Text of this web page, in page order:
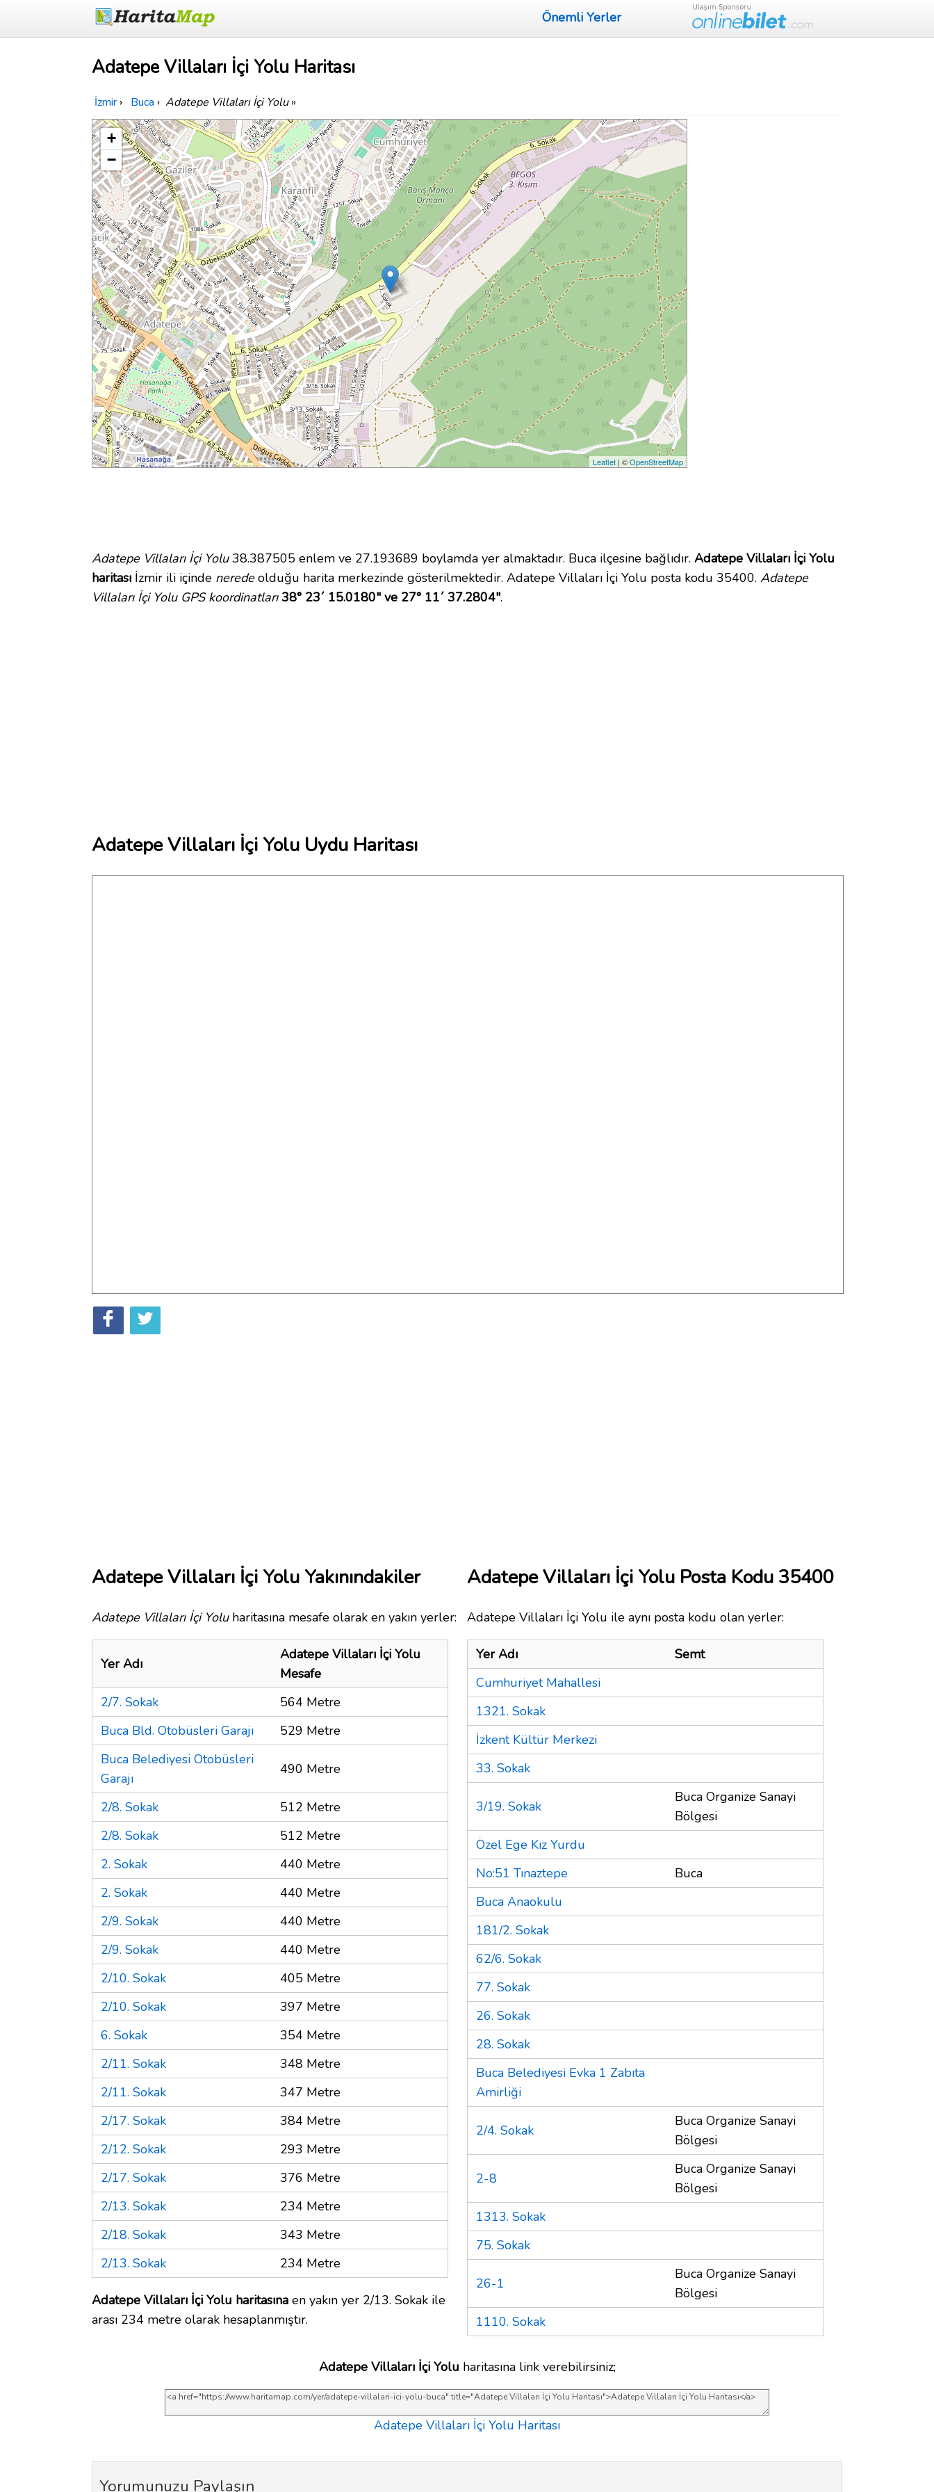
Önemli Yerler
Adatepe Villaları İçi Yolu Haritası
İzmir › Buca › Adatepe Villaları İçi Yolu»
+
−
Leaflet | ©OpenStreetMap
Adatepe Villaları İçi Yolu38.387505 enlem ve 27.193689 boylamda yer almaktadır. Buca ilçesine bağlıdır. Adatepe Villaları İçi Yolu
haritası İzmir ili içinde neredeolduğu harita merkezinde gösterilmektedir. Adatepe Villaları İçi Yolu posta kodu 35400. Adatepe
Villaları İçi Yolu GPS koordinatları 38° 23´ 15.0180" ve 27° 11´ 37.2804".
Adatepe Villaları İçi Yolu Uydu Haritası
Adatepe Villaları İçi Yolu Yakınındakiler
Adatepe Villaları İçi Yoluharitasına mesafe olarak en yakın yerler:
Yer Adı
Adatepe Villaları İçi Yolu
Mesafe
2/7. Sokak
564 Metre
Buca Bld. Otobüsleri Garajı
529 Metre
Buca Belediyesi Otobüsleri
Garajı
490 Metre
2/8. Sokak
512 Metre
2/8. Sokak
512 Metre
2. Sokak
440 Metre
2. Sokak
440 Metre
2/9. Sokak
440 Metre
2/9. Sokak
440 Metre
2/10. Sokak
405 Metre
2/10. Sokak
397 Metre
6. Sokak
354 Metre
2/11. Sokak
348 Metre
2/11. Sokak
347 Metre
2/17. Sokak
384 Metre
2/12. Sokak
293 Metre
2/17. Sokak
376 Metre
2/13. Sokak
234 Metre
2/18. Sokak
343 Metre
2/13. Sokak
234 Metre
Adatepe Villaları İçi Yolu haritasına en yakın yer 2/13. Sokak ile
arası 234 metre olarak hesaplanmıştır.
Adatepe Villaları İçi Yolu Posta Kodu 35400
Adatepe Villaları İçi Yolu ile aynı posta kodu olan yerler:
Yer Adı
Semt
Cumhuriyet Mahallesi
1321. Sokak
İzkent Kültür Merkezi
33. Sokak
3/19. Sokak
Buca Organize Sanayi
Bölgesi
Özel Ege Kız Yurdu
No:51 Tınaztepe
Buca
Buca Anaokulu
181/2. Sokak
62/6. Sokak
77. Sokak
26. Sokak
28. Sokak
Buca Belediyesi Evka 1 Zabıta
Amirliği
2/4. Sokak
Buca Organize Sanayi
Bölgesi
2-8
Buca Organize Sanayi
Bölgesi
1313. Sokak
75. Sokak
26-1
Buca Organize Sanayi
Bölgesi
1110. Sokak
Adatepe Villaları İçi Yolu haritasına link verebilirsiniz;
Adatepe Villaları İçi Yolu Haritası
Yorumunuzu Paylaşın